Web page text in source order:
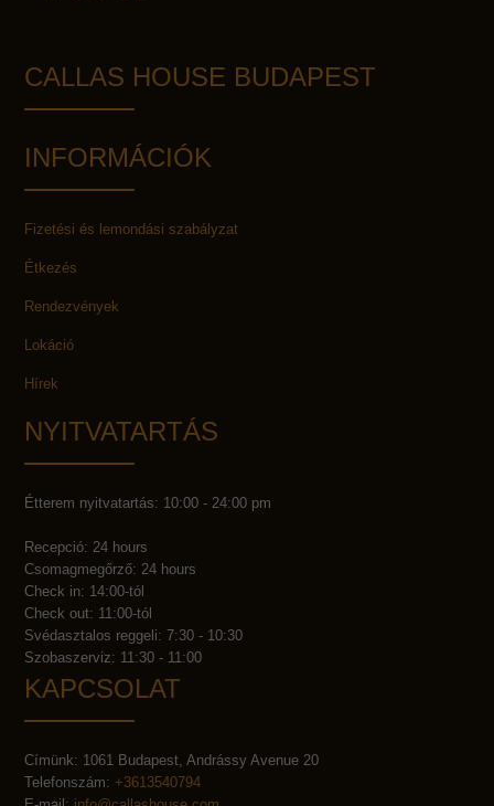
CALLAS HOUSE BUDAPEST
INFORMÁCIÓK
Fizetési és lemondási szabályzat
Étkezés
Rendezvények
Lokáció
Hírek
NYITVATARTÁS
Étterem nyitvatartás: 10:00 - 24:00 pm
Recepció: 24 hours
Csomagmegőrző: 24 hours
Check in: 14:00-tól
Check out: 11:00-tól
Svédasztalos reggeli: 7:30 - 10:30
Szobaszerviz: 11:30 - 11:00
KAPCSOLAT
Címünk: 1061 Budapest, Andrássy Avenue 20
Telefonszám: +3613540794